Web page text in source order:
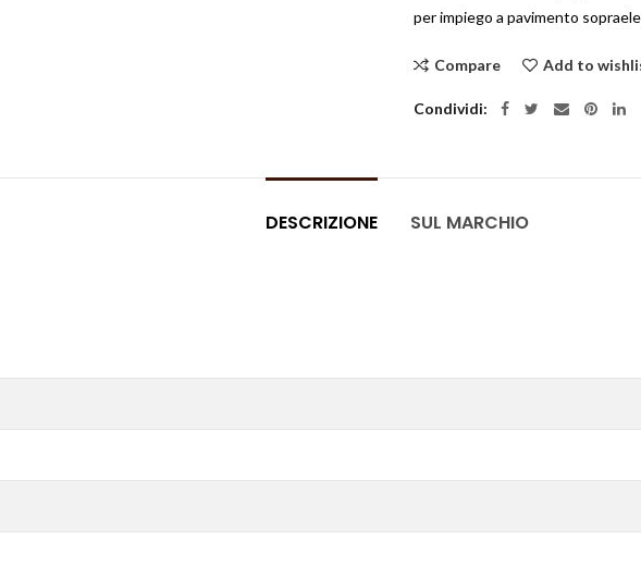
per impiego a pavimento
Compare Add to
Condividi
DESCRIZIONE SUL MARCHIO